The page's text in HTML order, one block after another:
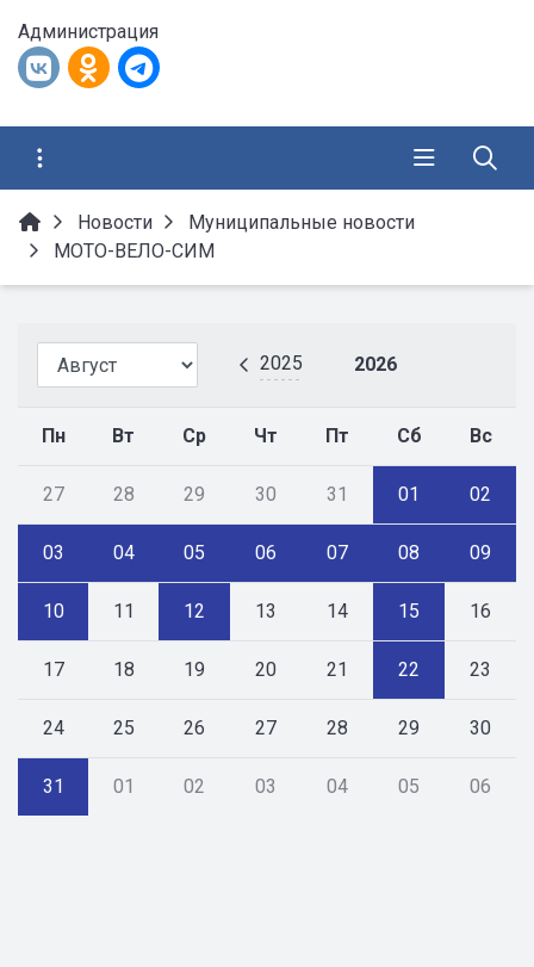
Администрация
Новости
Муниципальные новости
МОТО-ВЕЛО-СИМ
2025 2026
Пн Вт Ср Чт Пт Сб Вс
27 28 29 30 31 01 02
03 04 05 06 07 08 09
10 11 12 13 14 15 16
17 18 19 20 21 22 23
24 25 26 27 28 29 30
31 01 02 03 04 05 06